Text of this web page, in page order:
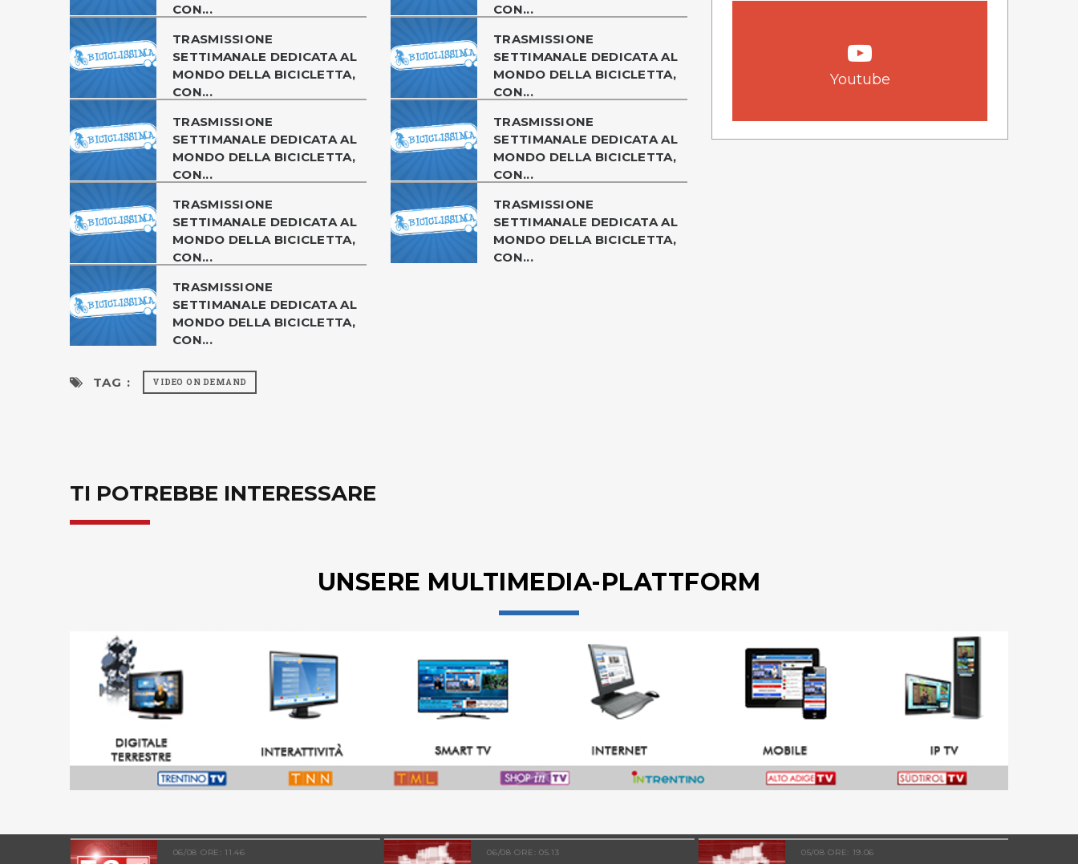
CON...
CON...
TRASMISSIONE
SETTIMANALE DEDICATA AL
MONDO DELLA BICICLETTA,
CON...
TRASMISSIONE
SETTIMANALE DEDICATA AL
MONDO DELLA BICICLETTA,
CON...
TRASMISSIONE
SETTIMANALE DEDICATA AL
MONDO DELLA BICICLETTA,
CON...
TRASMISSIONE
SETTIMANALE DEDICATA AL
MONDO DELLA BICICLETTA,
CON...
TRASMISSIONE
SETTIMANALE DEDICATA AL
MONDO DELLA BICICLETTA,
CON...
TRASMISSIONE
SETTIMANALE DEDICATA AL
MONDO DELLA BICICLETTA,
CON...
TRASMISSIONE
SETTIMANALE DEDICATA AL
MONDO DELLA BICICLETTA,
CON...
TAG : VIDEO ON DEMAND
TI POTREBBE INTERESSARE
Youtube
UNSERE MULTIMEDIA-PLATTFORM
06/08 ORE: 11.46 06/08 ORE: 05.13 05/08 ORE: 19.06